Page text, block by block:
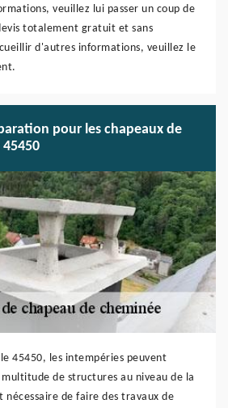
veuillez lui passer un coup de
totalement gratuit et sans
d'autres informations, veuillez le
pour les chapeaux de
le 45450, les intempéries peuvent
de structures au niveau de la
de faire des travaux de